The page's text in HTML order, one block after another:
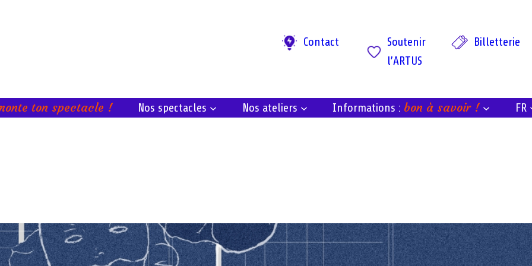
Contact
Soutenir
l’ARTUS
Billetterie
ton spectacle ! Nos spectacles Nos ateliers Informations : bon à savoir ! FR